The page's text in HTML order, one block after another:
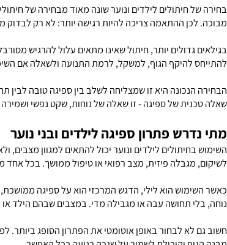
לילדים ונוער - התאמה רגישה לפי
לילדים ונוער שונה מאוד מבחירה של חיתולים
יותר, חיתול שאינו מתאים עלול להרגיש מסורבל,
הגוף, למשקל, לרמת התנועה ולשאלה אם השימוש
היא זו שמצליחה לשלב בין ספיגה טובה לבין
של ספיגה - זו שאלה של נוחות, שקט נפשי ושמירה על
פתרון ספיגה לילדים ובני נוער
לילדים ונוער יכול להתאים למגוון מצבים, ולא
פיזית, מצב רפואי או טיפול ממושך. בכל אחד
תחושה עבה או מגבילה מדי. במצבים שבהם הילד או בן